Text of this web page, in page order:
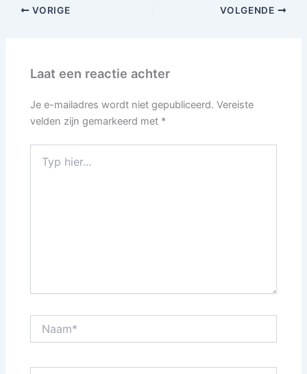
VORIGE VOLGENDE
Laat een reactie achter
Je e-mailadres wordt niet gepubliceerd. Vereiste
velden zijn gemarkeerd met *
hier...